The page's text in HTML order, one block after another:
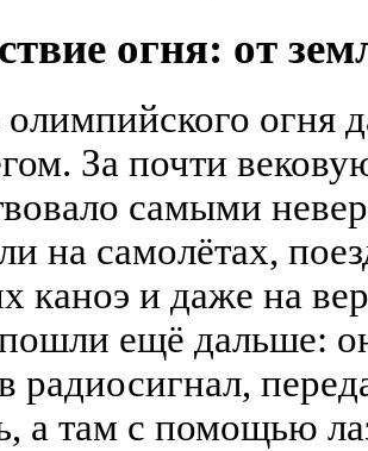
огня: от
огня
За почти
самыми
на самолётах,
каноэ и даже на
ещё дальше:
радиосигнал,
а там с помощью